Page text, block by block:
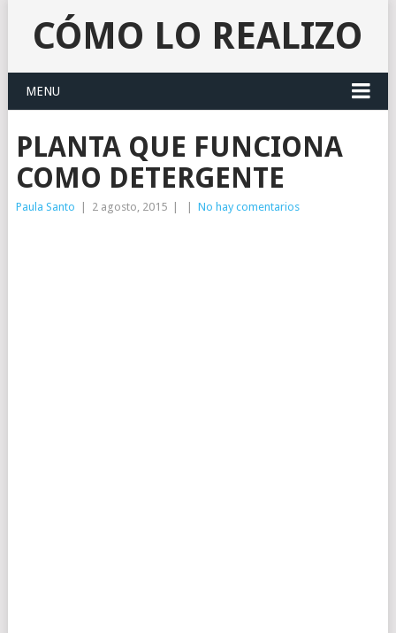
CÓMO LO REALIZO
MENU
PLANTA QUE FUNCIONA
COMO DETERGENTE
Paula Santo 2 agosto, 2015 No hay comentarios